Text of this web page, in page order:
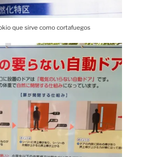
que sirve como cortafuegos